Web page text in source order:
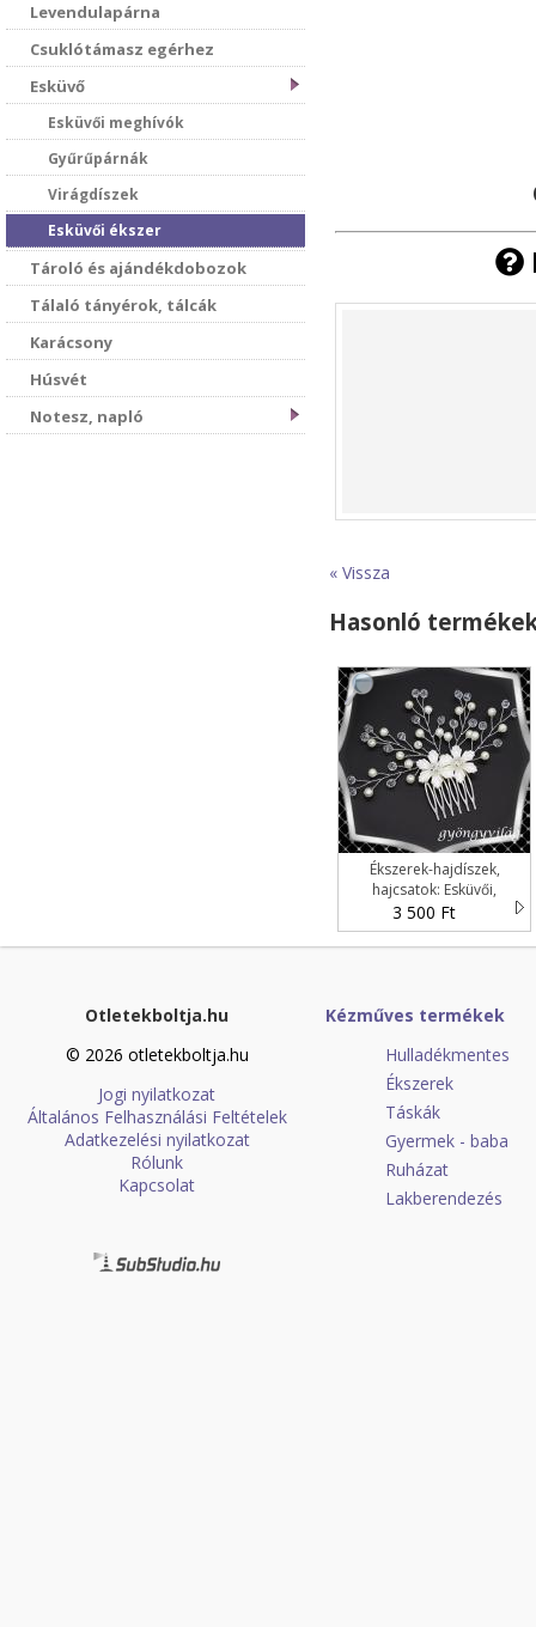
Levendulapárna
Csuklótámasz egérhez
Esküvő
Esküvői meghívók
Gyűrűpárnák
Virágdíszek
Esküvői ékszer
Tároló és ajándékdobozok
Tálaló tányérok, tálcák
Karácsony
Húsvét
Notesz, napló
« Vissza
Hasonló
Ékszerek-hajdíszek,
hajcsatok: Esküvői,
menyasszonyi, alkalmi
hajdísz ES-H-FÉ05e fehér
3 500 Ft
Otletekboltja.hu
© 2026 otletekboltja.hu
Jogi nyilatkozat
Általános Felhasználási Feltételek
Adatkezelési nyilatkozat
Rólunk
Kapcsolat
Kézműves termékek
Hulladékmentes
Ékszerek
Táskák
Gyermek - baba
Ruházat
Lakberendezés